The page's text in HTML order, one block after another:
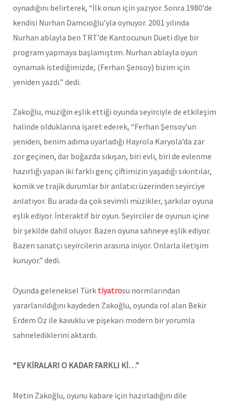
oynadığını belirterek, “İlk onun için yazıyor. Sonra 1980’de
kendisi Nurhan Damcıoğlu’yla oynuyor. 2001 yılında
Nurhan ablayla ben TRT’de Kantocunun Düeti diye bir
program yapmaya başlamıştım. Nurhan ablayla oyun
oynamak istediğimizde, (Ferhan Şensoy) bizim için
yeniden yazdı.” dedi.
Zakoğlu, müziğin eşlik ettiği oyunda seyirciyle de etkileşim
halinde olduklarına işaret ederek, “Ferhan Şensoy’un
yeniden, benim adıma uyarladığı Hayrola Karyola’da zar
zor geçinen, dar boğazda sıkışan, biri evli, biri de evlenme
hazırlığı yapan iki farklı genç çiftimizin yaşadığı sıkıntılar,
komik ve trajik durumlar bir anlatıcı üzerinden seyirciye
anlatıyor. Bu arada da çok sevimli müzikler, şarkılar oyuna
eşlik ediyor. İnteraktif bir oyun. Seyirciler de oyunun içine
bir şekilde dahil oluyor. Bazen oyuna sahneye eşlik ediyor.
Bazen sanatçı seyircilerin arasına iniyor. Onlarla iletişim
kuruyor.” dedi.
Oyunda geleneksel Türk tiyatrosu normlarından
yararlanıldığını kaydeden Zakoğlu, oyunda rol alan Bekir
Erdem Öz ile kavuklu ve pişekarı modern bir yorumla
sahnelediklerini aktardı.
“EV KİRALARI O KADAR FARKLI Kİ…”
Metin Zakoğlu, oyunu kabare için hazırladığını dile